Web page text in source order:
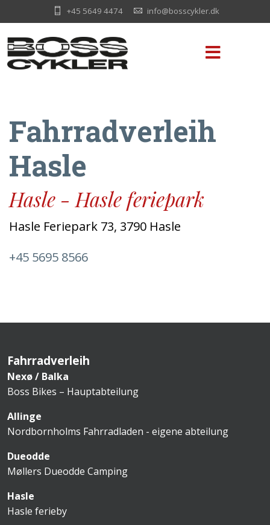
+45 5649 4474 info@bosscykler.dk
Fahrradverleih
Hasle
Hasle - Hasle feriepark
Hasle Feriepark 73, 3790 Hasle
+45 5695 8566
Fahrradverleih
Nexø / Balka
Boss Bikes – Hauptabteilung
Allinge
Nordbornholms Fahrradladen - eigene abteilung
Dueodde
Møllers Dueodde Camping
Hasle
Hasle ferieby